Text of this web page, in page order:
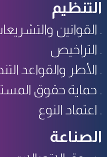
التنظيم
القوانين
التراخيص
الأطر والقواعد
حماية حقوق
اعتماد النوع
الصناعة